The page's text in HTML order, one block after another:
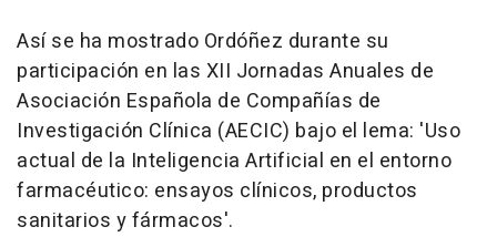
Así se ha mostrado Ordóñez durante su
participación en las XII Jornadas Anuales de
Asociación Española de Compañías de
Investigación Clínica (AECIC) bajo el lema: 'Uso
actual de la Inteligencia Artificial en el entorno
farmacéutico: ensayos clínicos, productos
sanitarios y fármacos'.